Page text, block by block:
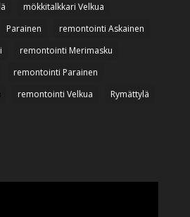
mökkitalkkari Velkua
Parainen
remontointi Askainen
remontointi Merimasku
remontointi Parainen
remontointi Velkua Rymättylä